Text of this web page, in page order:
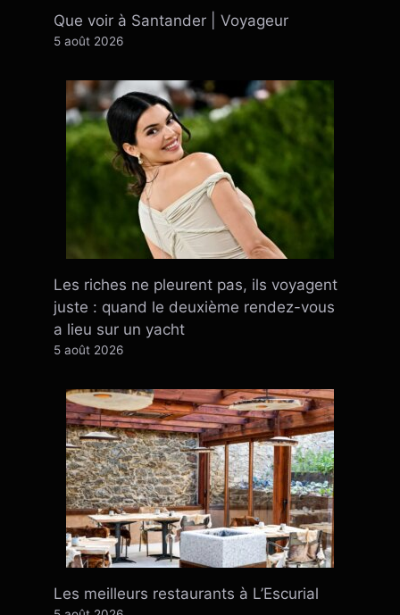
Que voir à Santander | Voyageur
5 août 2026
Les riches ne pleurent pas, ils voyagent
juste : quand le deuxième rendez-vous
a lieu sur un yacht
5 août 2026
Les meilleurs restaurants à L’Escurial